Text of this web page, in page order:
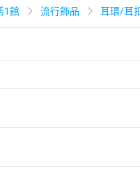
1館 流行飾品 耳環/耳